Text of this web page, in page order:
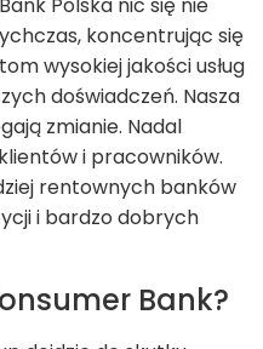
koncentrując się
wysokiej jakości usług
doświadczeń. Nasza
zmianie. Nadal
i pracowników.
rentownych banków
i bardzo dobrych
Bank?